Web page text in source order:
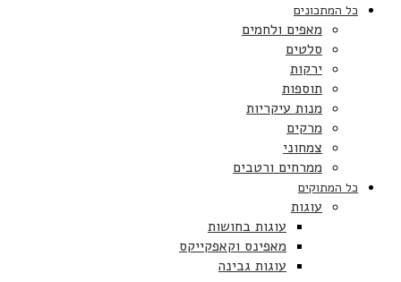
כל המתכונים
מאפים ולחמים
סלטים
ירקות
תוספות
מנות עיקריות
מרקים
צמחוני
ממרחים ורטבים
כל המתוקים
עוגות
עוגות בחושות
מאפינס וקאפקייקס
עוגות גבינה